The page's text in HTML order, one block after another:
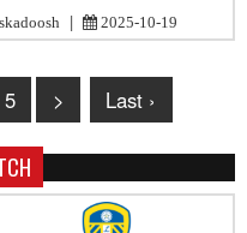
| 2025-10-19
5 > Last ›